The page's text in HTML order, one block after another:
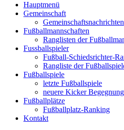
Hauptmenü
Gemeinschaft
Gemeinschaftsnachrichten
Fußballmannschaften
Ranglisten der
Fussballspieler
Fußball-Schiedsrichter-
Rangliste der
Fußballspiele
letzte Fußballspiele
neuere Kicker Begegnung
Fußballplätze
Fußballplatz-Ranking
Kontakt